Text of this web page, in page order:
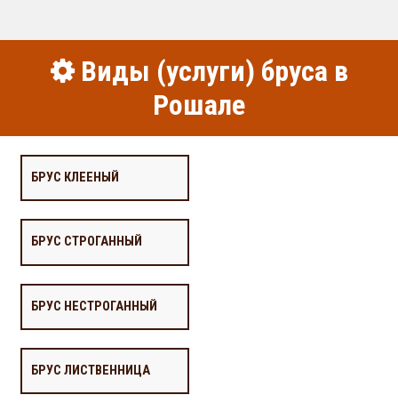
Виды (услуги) бруса в
Рошале
БРУС КЛЕЕНЫЙ
БРУС СТРОГАННЫЙ
БРУС НЕСТРОГАННЫЙ
БРУС ЛИСТВЕННИЦА